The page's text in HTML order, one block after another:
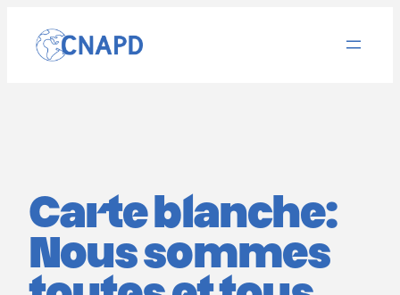
contenu
Carte blanche:
Nous sommes